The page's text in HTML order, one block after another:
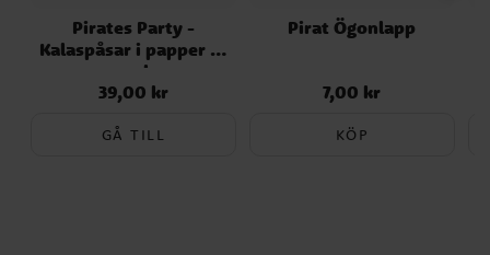
Pirates Party -
Kalaspåsar i papper 6-
pack
Pris:39,00 kr
39,00 kr
GÅ TILL
Pirat Ögonlapp
Pris:7,00 kr
7,00 kr
KÖP